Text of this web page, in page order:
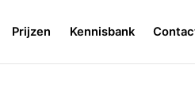
Prijzen Kennisbank